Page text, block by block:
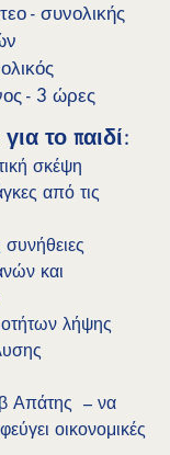
- συνολικής
- 3 ώρες
το παιδί:
σκέψη
από τις
και
λήψης
Απάτης – να
οικονομικές